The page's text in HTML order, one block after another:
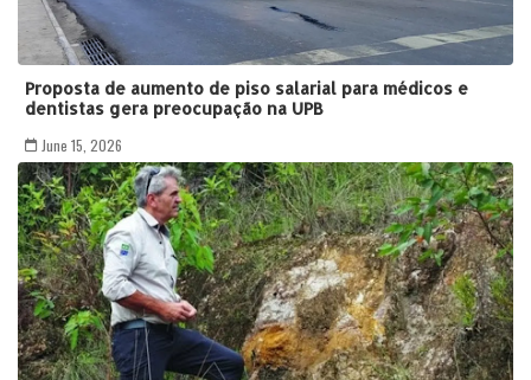
Proposta de aumento de piso salarial para médicos e
dentistas gera preocupação na UPB
June 15, 2026